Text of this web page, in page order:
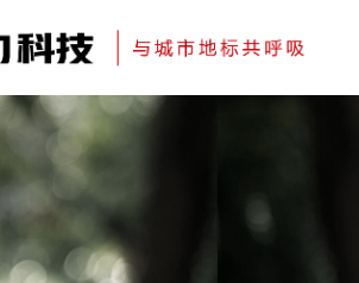
刊物专题一
金属隔断